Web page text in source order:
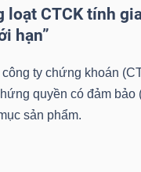
loạt CTCK tính
hạn”
công ty chứng khoán
quyền có đảm bảo
sản phẩm.